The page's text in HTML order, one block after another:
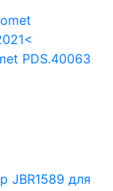
PDS.40063